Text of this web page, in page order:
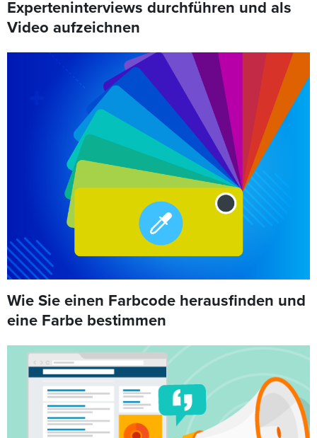
Experteninterviews durchführen und als
Video aufzeichnen
Wie Sie einen Farbcode herausfinden und
eine Farbe bestimmen